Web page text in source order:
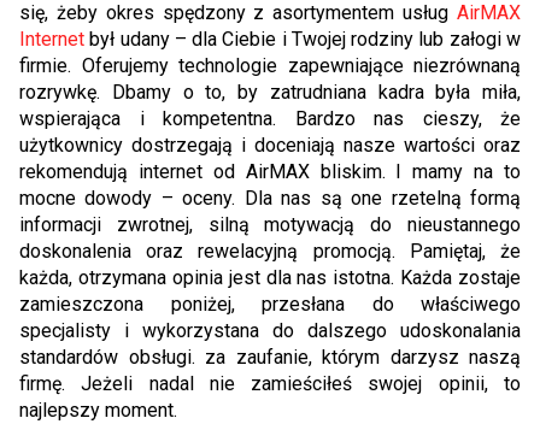
się, żeby okres spędzony z asortymentem usług AirMAX
Internet był udany – dla Ciebie i Twojej rodziny lub załogi w
firmie. Oferujemy technologie zapewniające niezrównaną
rozrywkę. Dbamy o to, by zatrudniana kadra była miła,
wspierająca i kompetentna. Bardzo nas cieszy, że
użytkownicy dostrzegają i doceniają nasze wartości oraz
rekomendują internet od AirMAX bliskim. I mamy na to
mocne dowody – oceny. Dla nas są one rzetelną formą
informacji zwrotnej, silną motywacją do nieustannego
doskonalenia oraz rewelacyjną promocją. Pamiętaj, że
każda, otrzymana opinia jest dla nas istotna. Każda zostaje
zamieszczona poniżej, przesłana do właściwego
specjalisty i wykorzystana do dalszego udoskonalania
standardów obsługi. za zaufanie, którym darzysz naszą
firmę. Jeżeli nadal nie zamieściłeś swojej opinii, to
najlepszy moment.